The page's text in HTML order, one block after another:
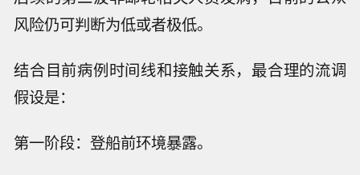
风险仍可判断为低或者极低。
结合目前病例时间线和接触关系，最合理的流调
假设是：
第一阶段：登船前环境暴露。